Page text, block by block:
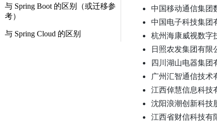
与 Spring Boot 的区别（或迁移参
考）
与 Spring Cloud 的区别
中国移动通信集团
中国电子科技集团
杭州海康威视数字
日照农发集团有限
四川湖山电器集团
广州汇智通信技术
江西倬慧信息科技
沈阳浪潮创新科技
江西省财信科技有